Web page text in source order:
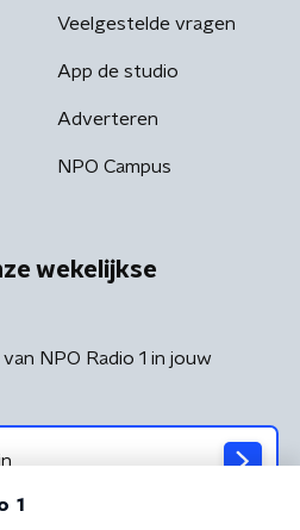
Veelgestelde vragen
App de studio
Adverteren
NPO Campus
wekelijkse
NPO Radio 1 in jouw